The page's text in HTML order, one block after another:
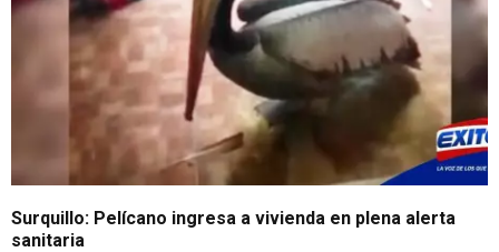
Surquillo: Pelícano ingresa a vivienda en plena alerta
sanitaria